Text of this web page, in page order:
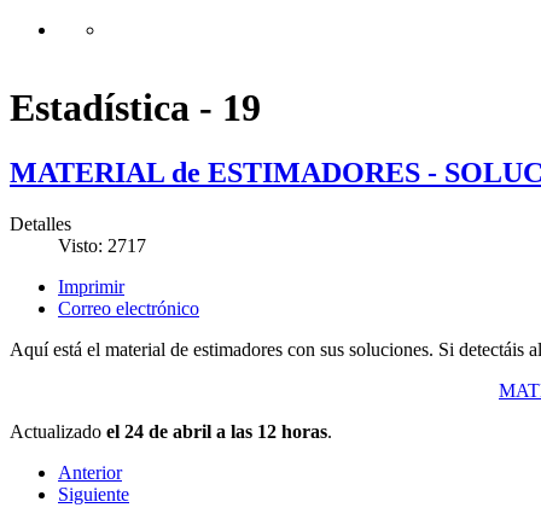
Estadística - 19
MATERIAL de ESTIMADORES -
Detalles
Visto: 2717
Imprimir
Correo electrónico
Aquí está el material de estimadores con sus soluciones. Si detectáis
Actualizado el 24 de abril a las 12 horas.
Anterior
Siguiente